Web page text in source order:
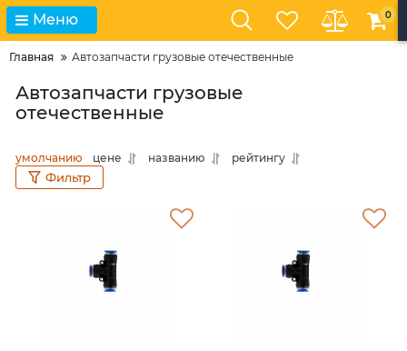
Меню 0
Главная Автозапчасти грузовые отечественные
Автозапчасти грузовые
отечественные
умолчанию цене названию рейтингу
Фильтр